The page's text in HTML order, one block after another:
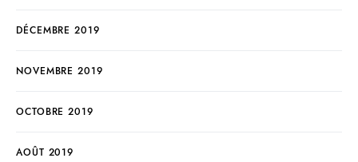
DÉCEMBRE 2019
NOVEMBRE 2019
OCTOBRE 2019
AOÛT 2019